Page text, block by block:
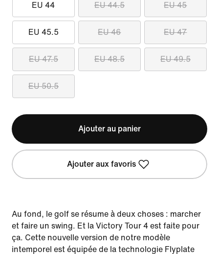
EU 44 EU 44.5 EU 45
EU 45.5 EU 46 EU 47
EU 47.5 EU 48.5 EU 49.5
EU 50.5
Ajouter au panier
Ajouter aux favoris
Au fond, le golf se résume à deux choses : marcher
et faire un swing. Et la Victory Tour 4 est faite pour
ça. Cette nouvelle version de notre modèle
intemporel est équipée de la technologie Flyplate